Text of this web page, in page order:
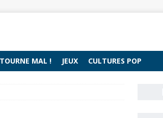
MAL ! JEUX CULTURES POP